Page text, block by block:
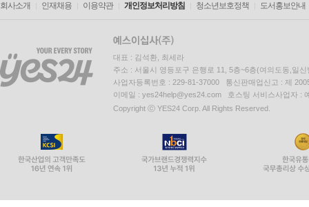
회사소개 인재채용 이용약관 개인정보처리방침 청소년보호정책 도서홍보안내
대표 : 김석환, 최세라
주소 : 서울시 영등포구 은행로 11, 5층~6층(여의도동,일신
사업자등록번호 : 229-81-37000 통신판매업신고 : 제
이메일 : yes24help@yes24.com 호스팅 서비스사업자 :
Copyright ⓒ YES24 Corp. All Rights Reserved.